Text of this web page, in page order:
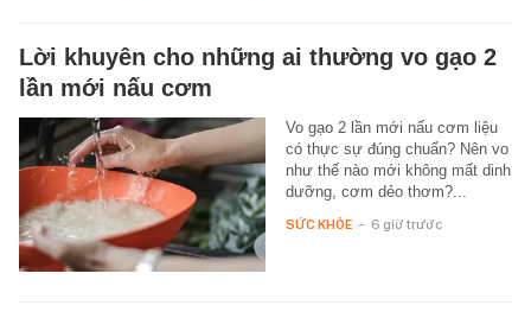
Lời khuyên cho những ai thường vo gạo 2
lần mới nấu cơm
Vo gạo 2 lần mới nấu cơm liệu
có thực sự đúng chuẩn? Nên vo
như thế nào mới không mất dinh
dưỡng, cơm dẻo thơm?...
SỨC KHỎE - 6 giờ trước